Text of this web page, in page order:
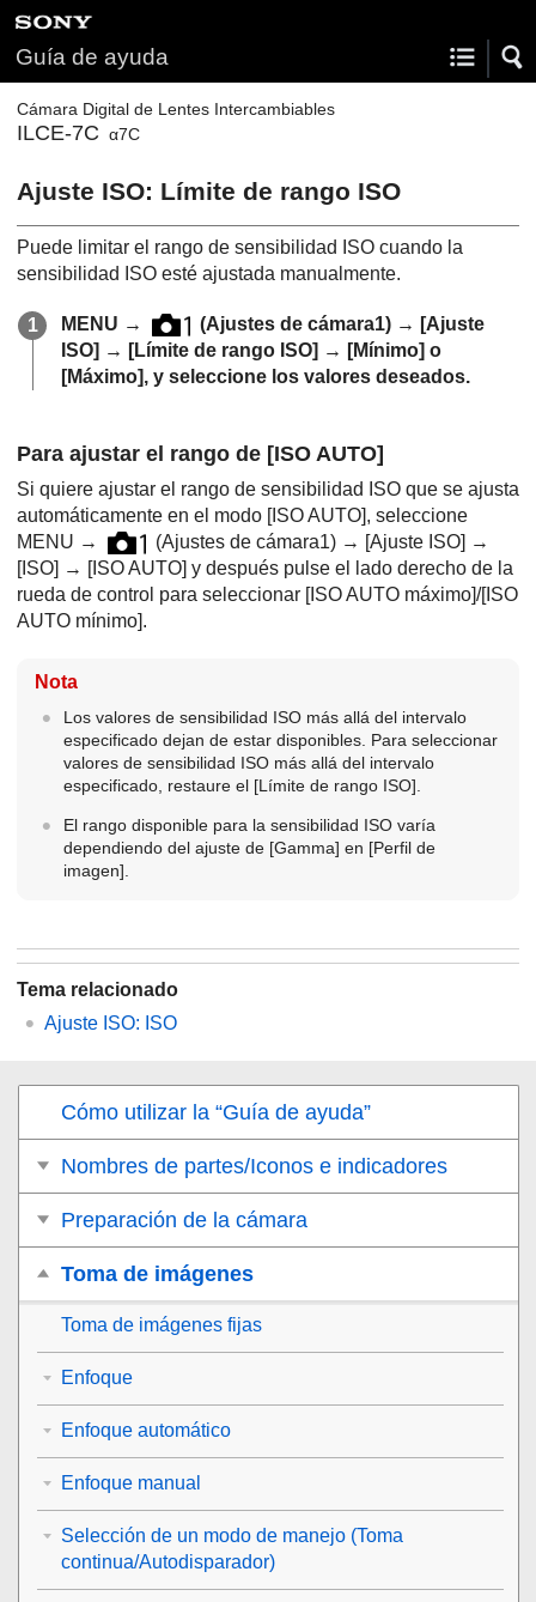
Guía de ayuda
Cámara Digital de Lentes Intercambiables
ILCE-7C α7C
Ajuste ISO: Límite de rango ISO
Puede limitar el rango de sensibilidad ISO cuando la
sensibilidad ISO esté ajustada manualmente.
MENU → (Ajustes de cámara1) → [Ajuste
ISO] → [Límite de rango ISO] → [Mínimo] o
[Máximo], y seleccione los valores deseados.
Para ajustar el rango de [ISO AUTO]
Si quiere ajustar el rango de sensibilidad ISO que se ajusta
automáticamente en el modo [ISO AUTO], seleccione
MENU →
(Ajustes de cámara1) → [Ajuste ISO] →
[ISO] → [ISO AUTO] y después pulse el lado derecho de la
rueda de control para seleccionar [ISO AUTO máximo]/[ISO
AUTO mínimo].
Nota
Los valores de sensibilidad ISO más allá del intervalo
especificado dejan de estar disponibles. Para seleccionar
valores de sensibilidad ISO más allá del intervalo
especificado, restaure el [Límite de rango ISO]
El rango disponible para la sensibilidad ISO varía
dependiendo del ajuste de [Gamma] en [Perfil de
imagen]
Tema relacionado
Ajuste ISO: ISO
Cómo utilizar la “Guía de ayuda”
Nombres de partes/Iconos e indicadores
Preparación de la cámara
Toma de imágenes
Toma de imágenes fijas
Enfoque
Enfoque automático
Enfoque manual
Selección de un modo de manejo (Toma
continua/Autodisparador)